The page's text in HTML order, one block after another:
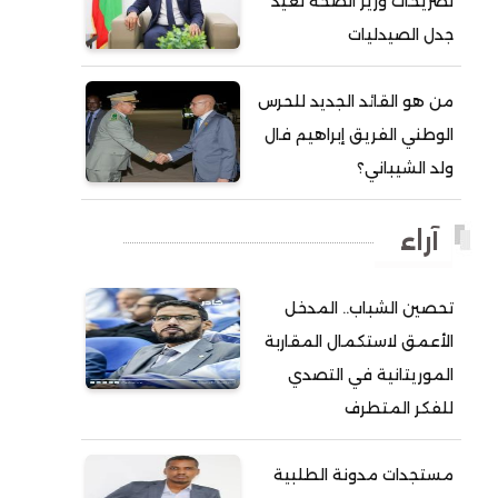
أحمد ولد آبه
أحمد ولد الديه
أحمد ولد السالك
أحمد ولد باهيه
أحمد ولد داداه
أحمد ولد علال
أحمد ولد محمد ديدي
أحمد ولد نافع
جدل الصيدليات
من هو القائد الجديد للحرس
الوطني الفريق إبراهيم فال
ولد الشيباني؟
آراء
تحصين الشباب.. المدخل
الأعمق لاستكمال المقاربة
الموريتانية في التصدي
للفكر المتطرف
مستجدات مدونة الطلبية